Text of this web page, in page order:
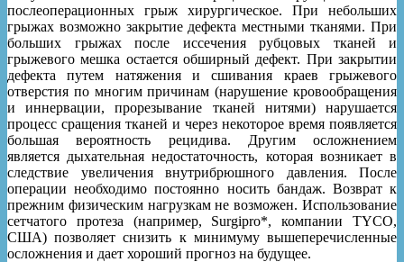
послеоперационных грыж хирургическое. При небольших
грыжах возможно закрытие дефекта местными тканями. При
больших грыжах после иссечения рубцовых тканей и
грыжевого мешка остается обширный дефект. При закрытии
дефекта путем натяжения и сшивания краев грыжевого
отверстия по многим причинам (нарушение кровообращения
и иннервации, прорезывание тканей нитями) нарушается
процесс сращения тканей и через некоторое время появляется
большая вероятность рецидива. Другим осложнением
является дыхательная недостаточность, которая возникает в
следствие увеличения внутрибрюшного давления. После
операции необходимо постоянно носить бандаж. Возврат к
прежним физическим нагрузкам не возможен. Использование
сетчатого протеза (например, Surgipro*, компании TYCO,
США) позволяет снизить к минимуму вышеперечисленные
осложнения и дает хороший прогноз на будущее.